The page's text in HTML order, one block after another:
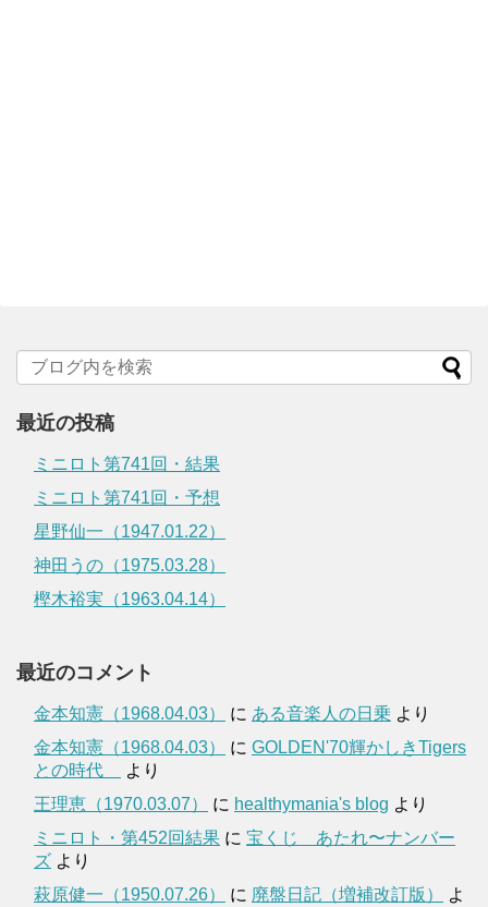
最近の投稿
ミニロト第741回・結果
ミニロト第741回・予想
星野仙一（1947.01.22）
神田うの（1975.03.28）
樫木裕実（1963.04.14）
最近のコメント
金本知憲（1968.04.03） に ある音楽人の日乗 より
金本知憲（1968.04.03）
に GOLDEN'70輝かしきTigers
との時代
より
王理恵（1970.03.07）
に healthymania's blog より
ミニロト・第452回結果 に 宝くじ あたれ〜ナンバー
ズ より
萩原健一（1950.07.26）
に 廃盤日記（増補改訂版）
よ